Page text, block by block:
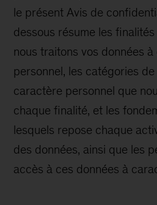
le présent Avis de
dessous résume les
nous traitons vos données
personnel, les catégories de
caractère personnel que
chaque finalité, et les
lesquels repose chaque
des données, ainsi que les
accès à ces données à